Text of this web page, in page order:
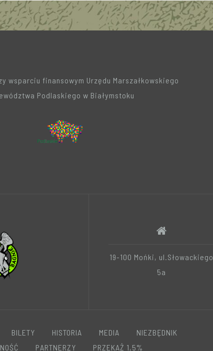
wsparciu finansowym Urzędu Marszałkowskiego
Podlaskiego w Białymstoku
19-100 Mońki, ul.Słowackiego
5a
BILETY HISTORIA MEDIA
NIEZBĘDNIK
PARTNERZY PRZEKAŻ 1,5%